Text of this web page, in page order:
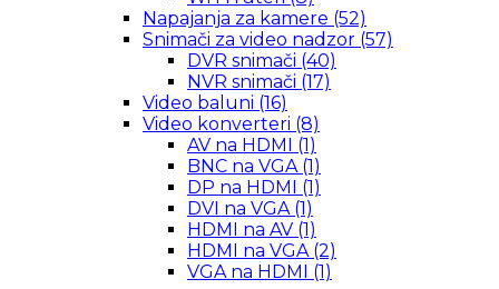
Napajanja za kamere (52)
Snimači za video nadzor (57)
DVR snimači (40)
NVR snimači (17)
Video baluni (16)
Video konverteri (8)
AV na HDMI (1)
BNC na VGA (1)
DP na HDMI (1)
DVI na VGA (1)
HDMI na AV (1)
HDMI na VGA (2)
VGA na HDMI (1)